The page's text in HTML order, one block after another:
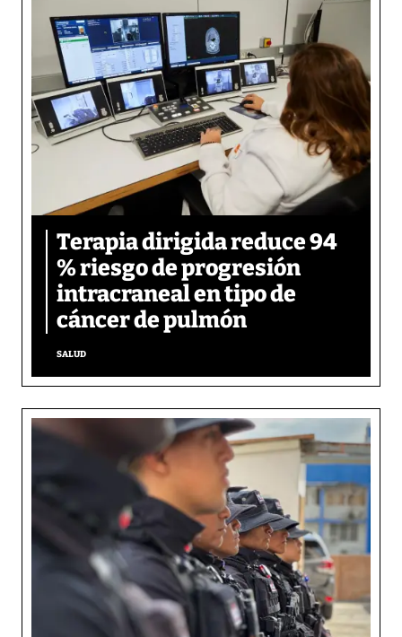
Terapia dirigida reduce 94
% riesgo de progresión
intracraneal en tipo de
cáncer de pulmón
SALUD